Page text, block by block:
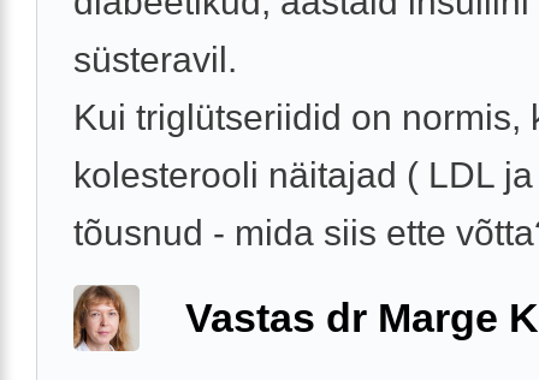
süsteravil.
Kui triglütseriidid on normis,
kolesterooli näitajad ( LDL
tõusnud - mida siis ette
Vastas dr Marge